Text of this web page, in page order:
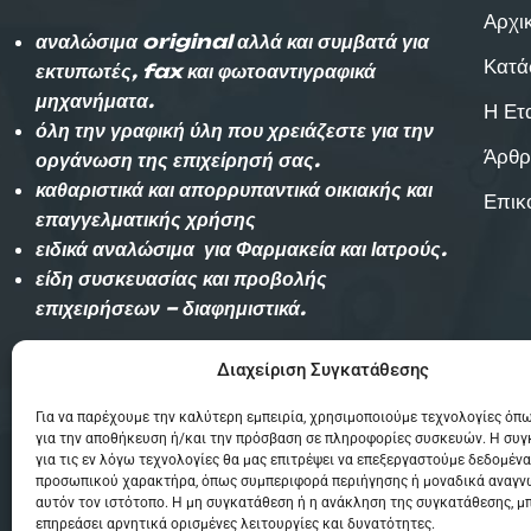
Διαχείριση Συγκατάθεσης
Για να παρέχουμε την καλύτερη εμπειρία, χρησιμοποιούμε τεχνολογίες
για την αποθήκευση ή/και την πρόσβαση σε πληροφορίες συσκευών. Η
για τις εν λόγω τεχνολογίες θα μας επιτρέψει να επεξεργαστούμε δεδομένα
προσωπικού χαρακτήρα, όπως συμπεριφορά περιήγησης ή μοναδικά
αυτόν τον ιστότοπο. Η μη συγκατάθεση ή η ανάκληση της συγκατάθεσης,
επηρεάσει αρνητικά ορισμένες λειτουργίες και δυνατότητες.
αναλώσιμα original αλλά και συμβατά για
εκτυπωτές, fax και φωτοαντιγραφικά
μηχανήματα.
όλη την γραφική ύλη που χρειάζεστε για την
οργάνωση της επιχείρησή σας.
καθαριστικά και απορρυπαντικά οικιακής και
επαγγελματικής χρήσης
ειδικά αναλώσιμα για Φαρμακεία και Ιατρούς.
είδη συσκευασίας και προβολής
επιχειρήσεων – διαφημιστικά.
Αυθημερόν παράδοση εντός Θεσσαλονίκης
υπόλοιπη Ελλάδα με Courier.
Η